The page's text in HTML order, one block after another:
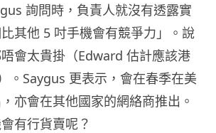
詢問時，負責人就沒有透露實
其他 5 吋手機會有競爭力」。說
會太貴掛（Edward 估計應該港
。Saygus 更表示，會在春季在美
亦會在其他國家的網絡商推出。
有行貨賣呢？